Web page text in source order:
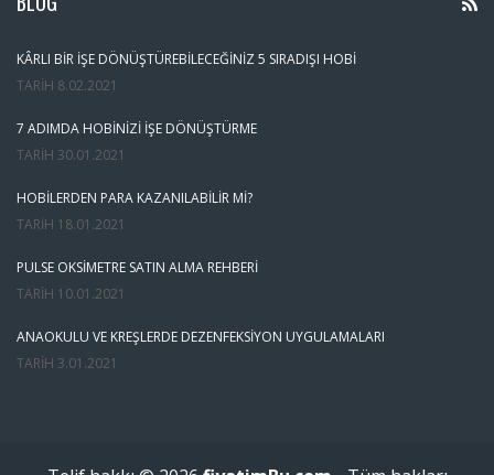
KÂRLI BIR İŞE DÖNÜŞTÜREBILECEĞINIZ 5 SIRADIŞI HOBI
TARIH 8.02.2021
7 ADIMDA HOBINIZI İŞE DÖNÜŞTÜRME
TARIH 30.01.2021
HOBILERDEN PARA KAZANILABILIR MI?
TARIH 18.01.2021
PULSE OKSIMETRE SATIN ALMA REHBERI
TARIH 10.01.2021
ANAOKULU VE KREŞLERDE DEZENFEKSIYON UYGULAMALARI
TARIH 3.01.2021